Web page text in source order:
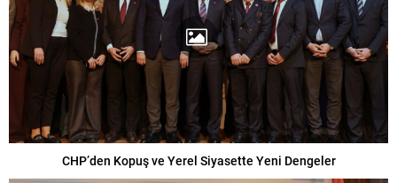
CHP’den Kopuş ve Yerel Siyasette Yeni Dengeler